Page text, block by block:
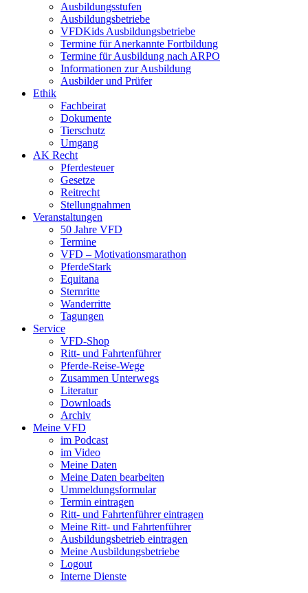
Ausbildungsstufen
Ausbildungsbetriebe
VFDKids Ausbildungsbetriebe
Termine für Anerkannte Fortbildung
Termine für Ausbildung nach ARPO
Informationen zur Ausbildung
Ausbilder und Prüfer
Ethik
Fachbeirat
Dokumente
Tierschutz
Umgang
AK Recht
Pferdesteuer
Gesetze
Reitrecht
Stellungnahmen
Veranstaltungen
50 Jahre VFD
Termine
VFD – Motivationsmarathon
PferdeStark
Equitana
Sternritte
Wanderritte
Tagungen
Service
VFD-Shop
Ritt- und Fahrtenführer
Pferde-Reise-Wege
Zusammen Unterwegs
Literatur
Downloads
Archiv
Meine VFD
im Podcast
im Video
Meine Daten
Meine Daten bearbeiten
Ummeldungsformular
Termin eintragen
Ritt- und Fahrtenführer eintragen
Meine Ritt- und Fahrtenführer
Ausbildungsbetrieb eintragen
Meine Ausbildungsbetriebe
Logout
Interne Dienste